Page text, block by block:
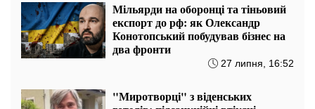
Мільярди на оборонці та тіньовий
експорт до рф: як Олександр
Конотопський побудував бізнес на
два фронти
27 липня, 16:52
"Миротворці" з віденських